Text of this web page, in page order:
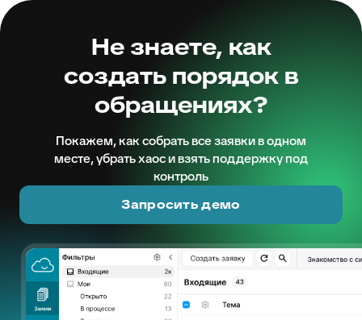
Не знаете, как
создать порядок в
обращениях?
Покажем, как собрать все заявки в одном
месте, убрать хаос и взять поддержку под
контроль
Запросить демо